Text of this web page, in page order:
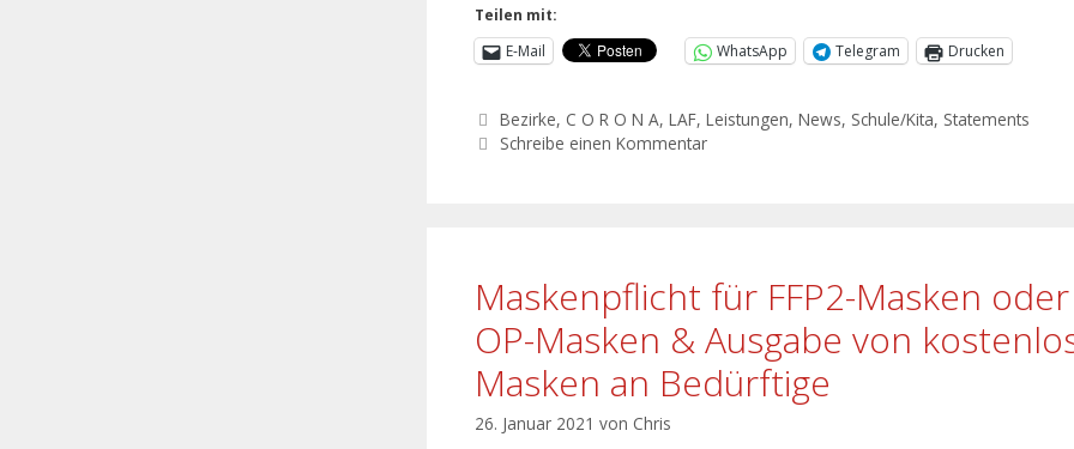
Teilen mit:
E-Mail
WhatsApp Telegram Drucken
Bezirke, C O R O N A,LAF,Leistungen,News, Schule/Kita, Statements
Schreibe einen Kommentar
Maskenpflicht für FFP2-Masken oder
OP-Masken & Ausgabe von
Masken an Bedürftige
26. Januar 2021 von Chris